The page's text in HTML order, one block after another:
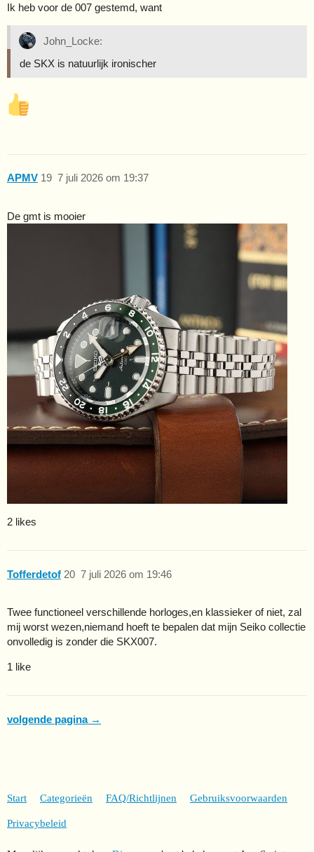
Ik heb voor de 007 gestemd, want
John_Locke:
de SKX is natuurlijk ironischer
APMV 7 juli 2026 om 19:37
19
De gmt is mooier
2 likes
Tofferdetof 7 juli 2026 om 19:46
20
Twee functioneel verschillende horloges,en klassieker of niet, zal
mij worst wezen,niemand hoeft te bepalen dat mijn Seiko collectie
onvolledig is zonder die SKX007.
1 like
volgende pagina →
Start Categorieën FAQ/Richtlijnen Gebruiksvoorwaarden
Privacybeleid